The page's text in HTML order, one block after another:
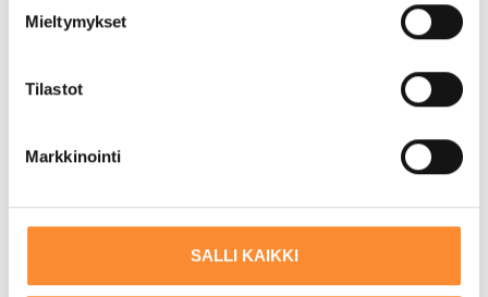
Mieltymykset
Tilastot
Markkinointi
SALLI KAIKKI
Käsillä hoitoa jalkapohjista
päälakeen – Kristiinan kokemukset
kalevalaisen jäsenkorjaajan
opinnoista